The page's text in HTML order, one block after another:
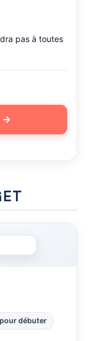
pas à toutes
→
débuter